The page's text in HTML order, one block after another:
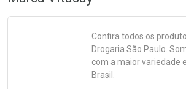
Confira todos os
Drogaria São Paulo.
com a maior variedade
Brasil.